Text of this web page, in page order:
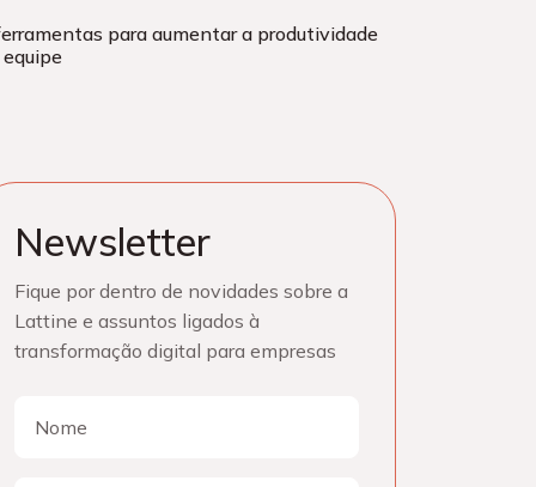
para aumentar a produtividade
Newsletter
Fique por dentro de novidades sobre a
Lattine e assuntos ligados à
transformação digital para empresas